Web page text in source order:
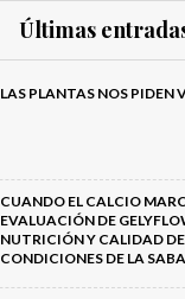
Últimas
LAS PLANTAS NOS PIDEN
CUANDO EL CALCIO
EVALUACIÓN DE
NUTRICIÓN Y CALIDAD
CONDICIONES DE LA